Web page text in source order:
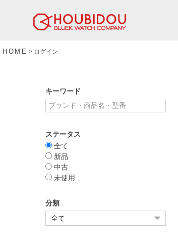
HOME ログイン
キーワード
ステータス
全て
新品
中古
未使用
分類